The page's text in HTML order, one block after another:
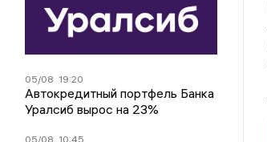
05/08 19:20
Автокредитный портфель Банка
Уралсиб вырос на 23%
05/08 10:45